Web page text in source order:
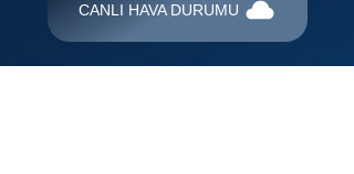
CANLI HAVA DURUMU